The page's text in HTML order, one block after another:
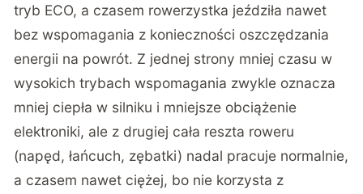
tryb ECO, a czasem rowerzystka jeździła nawet
bez wspomagania z konieczności oszczędzania
energii na powrót. Z jednej strony mniej czasu w
wysokich trybach wspomagania zwykle oznacza
mniej ciepła w silniku i mniejsze obciążenie
elektroniki, ale z drugiej cała reszta roweru
(napęd, łańcuch, zębatki) nadal pracuje normalnie,
a czasem nawet ciężej, bo nie korzysta z